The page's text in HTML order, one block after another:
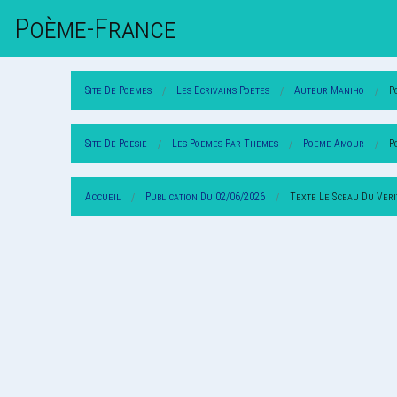
Poème-FrAnce
Site De Poemes Les Ecrivains Poetes Auteur Maniho
Site De Poesie Les Poemes Par Themes Poeme Amour
Accueil Publication Du 02/06/2026 Texte Le Sceau Du